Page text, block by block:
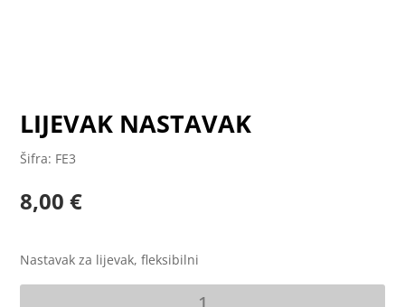
LIJEVAK NASTAVAK
Šifra: FE3
8,00€
Nastavak za lijevak, fleksibilni